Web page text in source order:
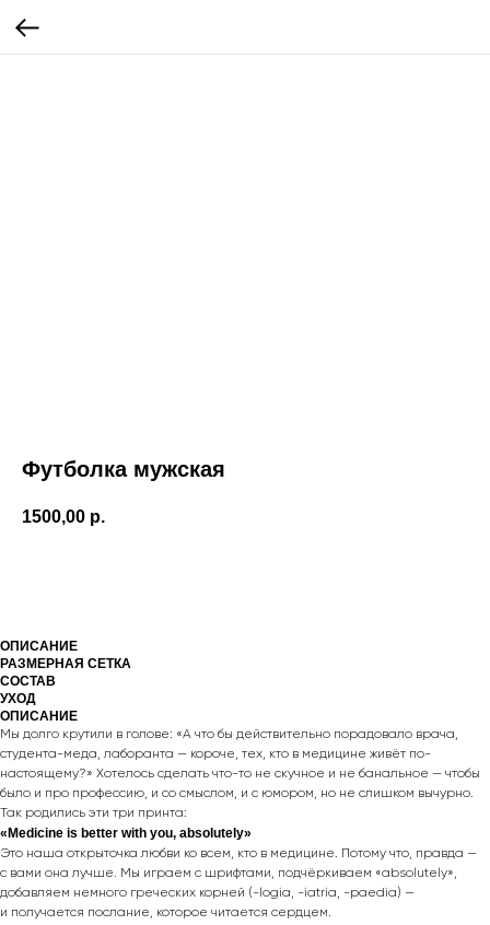
Футболка мужская
1500,00 р.
ОПИСАНИЕ
РАЗМЕРНАЯ СЕТКА
СОСТАВ
УХОД
ОПИСАНИЕ
Мы долго крутили в голове: «А что бы действительно порадовало врача,
студента-меда, лаборанта — короче, тех, кто в медицине живёт по-
настоящему?» Хотелось сделать что-то не скучное и не банальное — чтобы
было и про профессию, и со смыслом, и с юмором, но не слишком вычурно.
Так родились эти три принта:
«Medicine is better with you, absolutely»
Это наша открыточка любви ко всем, кто в медицине. Потому что, правда —
с вами она лучше. Мы играем с шрифтами, подчёркиваем «absolutely»,
добавляем немного греческих корней (-logia, -iatria, -paedia) —
и получается послание, которое читается сердцем.